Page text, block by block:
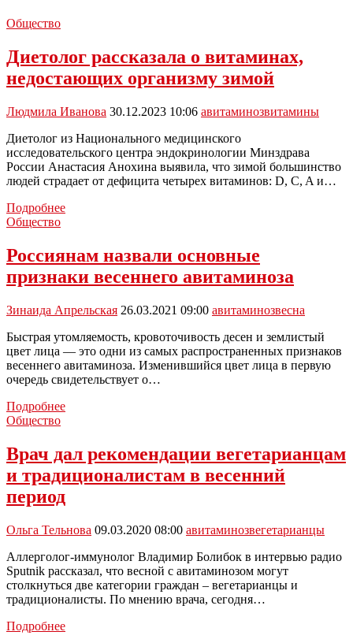
Общество
Диетолог рассказала о витаминах,
недостающих организму зимой
Людмила Иванова 30.12.2023 10:06 авитаминозвитамины
Диетолог из Национального медицинского
исследовательского центра эндокринологии Минздрава
России Анастасия Анохина выявила, что зимой большинство
людей страдает от дефицита четырех витаминов: D, C, A и…
ПодробнееДиетолог
недостающих
организму
Общество
Россиянам назвали основные
признаки весеннего авитаминоза
Зинаида Апрельская 26.03.2021 09:00 авитаминозвесна
Быстрая утомляемость, кровоточивость десен и землистый
цвет лица — это одни из самых распространенных признаков
весеннего авитаминоза. Изменившийся цвет лица в первую
очередь свидетельствует о…
ПодробнееРоссиянам
весеннего
авитаминоза
Общество
Врач дал рекомендации вегетарианцам
и традиционалистам в весенний
период
Ольга Тельнова 09.03.2020 08:00 авитаминозвегетарианцы
Аллерголог-иммунолог Владимир Болибок в интервью радио
Sputnik рассказал, что весной с авитаминозом могут
столкнуться две категории граждан – вегетарианцы и
традиционалисты. По мнению врача, сегодня…
ПодробнееВрач